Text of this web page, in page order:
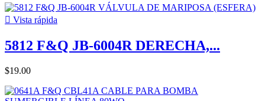
 Vista rápida
5812 F&Q JB-6004R DERECHA,...
$19.00